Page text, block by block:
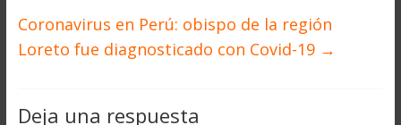
Coronavirus en Perú: obispo de la región
Loreto fue diagnosticado con Covid-19 →
Deja una respuesta